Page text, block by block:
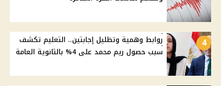
4
روابط وهمية وتظليل إجابتين.. التعليم تكشف
سبب حصول ريم محمد على 4% بالثانوية العامة